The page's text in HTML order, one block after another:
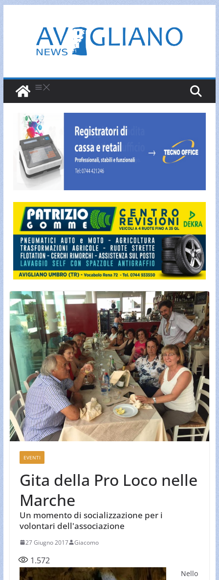
contenuto
EVENTI
Gita della Pro Loco nelle
Marche
Un momento di socializzazione per i
volontari dell'associazione
27 Giugno 2017 Giacomo
1.572
Nello